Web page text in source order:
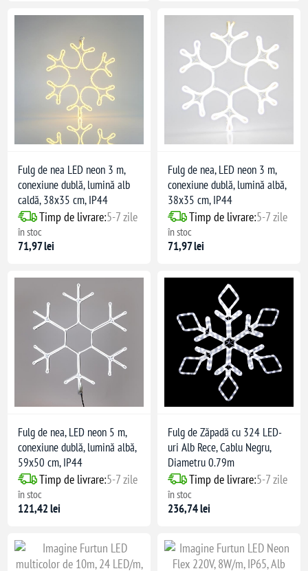
Fulg de nea LED neon 3 m,
conexiune dublă, lumină alb
caldă, 38x35 cm, IP44
Timp de livrare:5-7 zile
în stoc
71,97 lei
Fulg de nea, LED neon 3 m,
conexiune dublă, lumină albă,
38x35 cm, IP44
Timp de livrare:5-7 zile
în stoc
71,97 lei
Fulg de nea, LED neon 5 m,
conexiune dublă, lumină albă,
59x50 cm, IP44
Timp de livrare:5-7 zile
în stoc
121,42 lei
Fulg de Zăpadă cu 324 LED-
uri Alb Rece, Cablu Negru,
Diametru 0.79m
Timp de livrare:5-7 zile
în stoc
236,74 lei